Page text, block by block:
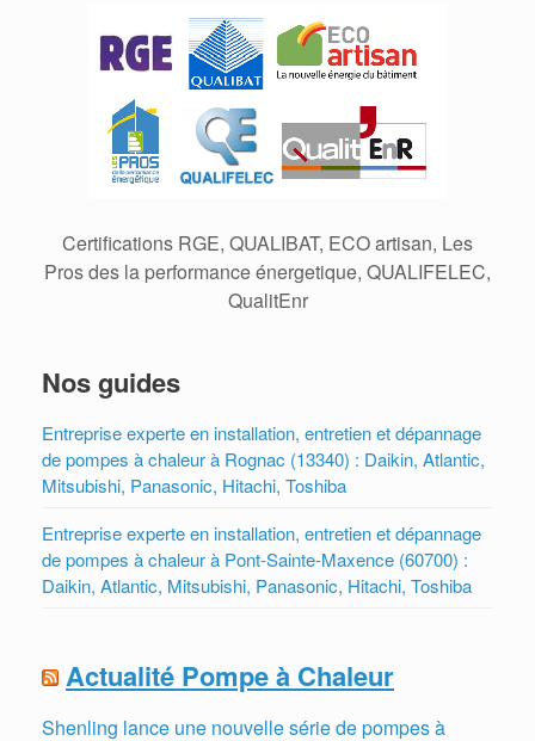
Certifications RGE, QUALIBAT, ECO artisan, Les
Pros des la performance énergetique, QUALIFELEC,
QualitEnr
Nos guides
Entreprise experte en installation, entretien et dépannage
de pompes à chaleur à Rognac (13340) : Daikin, Atlantic,
Mitsubishi, Panasonic, Hitachi, Toshiba
Entreprise experte en installation, entretien et dépannage
de pompes à chaleur à Pont-Sainte-Maxence (60700) :
Daikin, Atlantic, Mitsubishi, Panasonic, Hitachi, Toshiba
Actualité Pompe à Chaleur
Shenling lance une nouvelle série de pompes à